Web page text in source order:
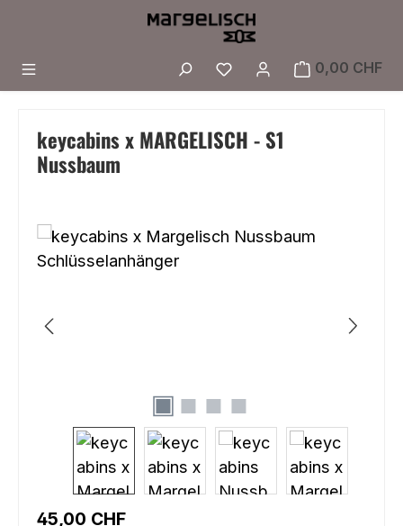
Zum Hauptinhalt springen
Du hast 0 Produkte
0,00 CHF
keycabins x MARGELISCH - S1
Nussbaum
Regulärer Preis:
45,00 CHF